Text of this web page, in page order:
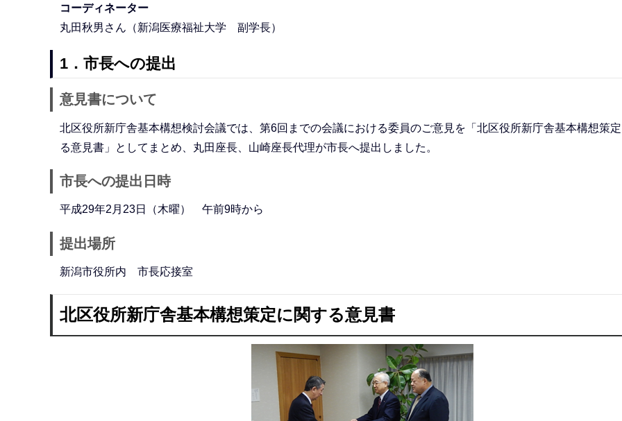
コーディネーター
丸田秋男さん（新潟医療福祉大学 副学長）
1．市長への提出
意見書について
北区役所新庁舎基本構想検討会議では、第6回までの会議における委員のご意見を「北区役所新庁舎基本構想策
る意見書」としてまとめ、丸田座長、山崎座長代理が市長へ提出しました。
市長への提出日時
平成29年2月23日（木曜） 午前9時から
提出場所
新潟市役所内 市長応接室
北区役所新庁舎基本構想策定に関する意見書